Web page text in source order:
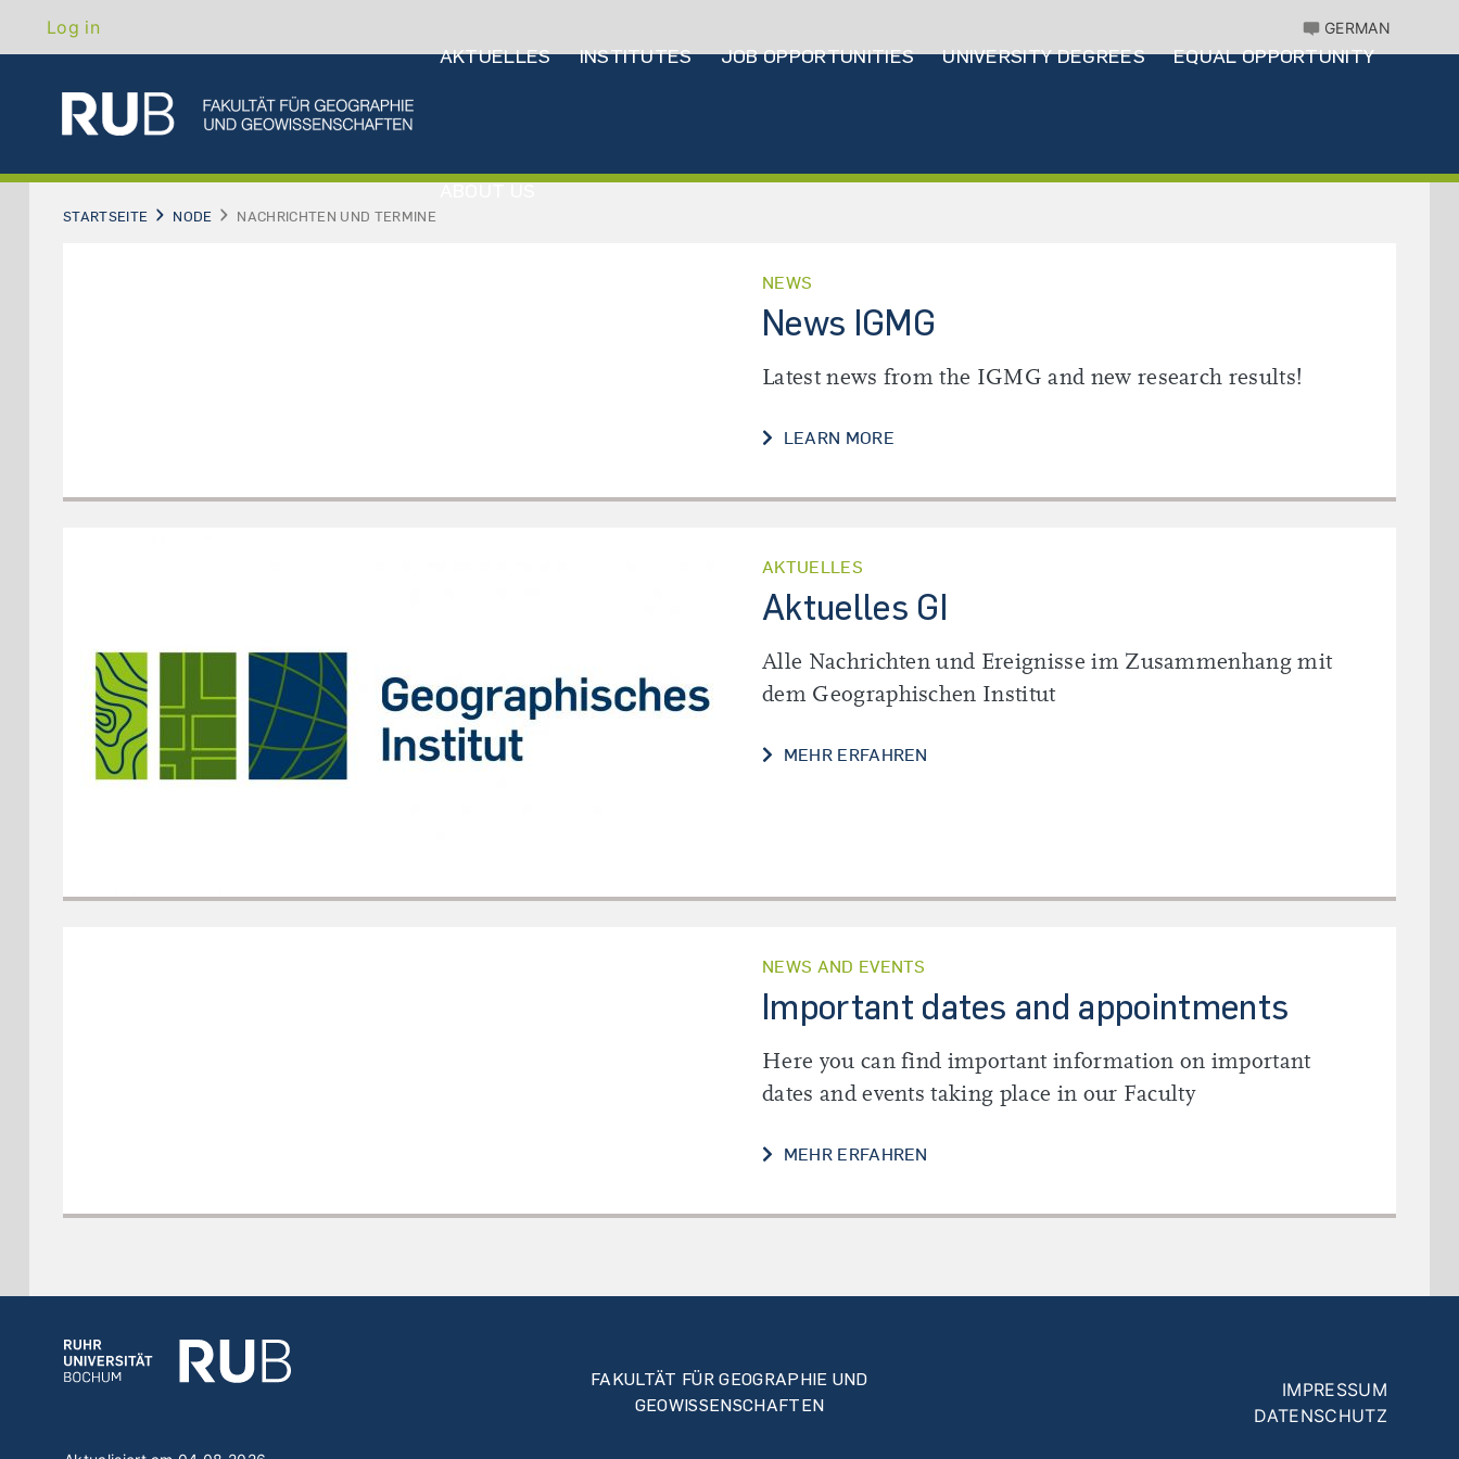
content
Benutzermenü
Log in GERMAN
AKTUELLES INSTITUTES JOB OPPORTUNITIES UNIVERSITY DEGREES EQUAL OPPORTUNITY
ABOUT US
STARTSEITE NODE NACHRICHTEN UND TERMINE
NEWS
News IGMG
Latest news from the IGMG and new research results!
LEARN MORE
AKTUELLES
Aktuelles GI
Alle Nachrichten und Ereignisse im Zusammenhang mit
dem Geographischen Institut
MEHR ERFAHREN
NEWS AND EVENTS
Important dates and appointments
Here you can find important information on important
dates and events taking place in our Faculty
MEHR ERFAHREN
FAKULTÄT FÜR GEOGRAPHIE UND
GEOWISSENSCHAFTEN
IMPRESSUM
DATENSCHUTZ